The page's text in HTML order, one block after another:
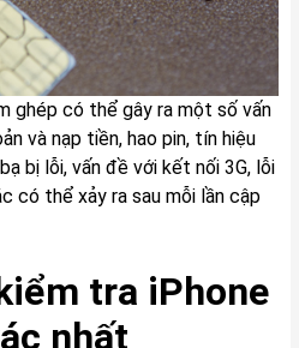
ghép có thể gây ra một số vấn
và nạp tiền, hao pin, tín hiệu
bị lỗi, vấn đề với kết nối 3G, lỗi
có thể xảy ra sau mỗi lần cập
tra iPhone
nhất